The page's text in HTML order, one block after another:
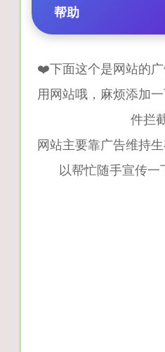
帮助
❤️下面这个是网站的
用网站哦，麻烦添加
件拦
网站主要靠广告维持
以帮忙随手宣传